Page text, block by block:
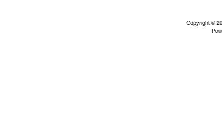
Copyright ©